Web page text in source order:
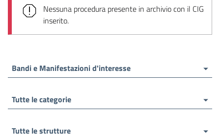
Nessuna procedura presente in archivio con il CIG
inserito.
Bandi e Manifestazioni d'interesse
Tutte le categorie
Tutte le strutture